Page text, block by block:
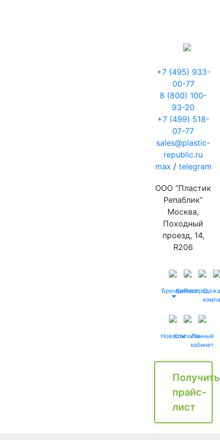
+7 (495) 933-
00-77
8 (800) 100-
93-20
+7 (499) 518-
07-77
sales@plastic-
republic.ru
max / telegram
ООО “Пластик
Репаблик”
Москва,
Походный
проезд, 14,
R206
БрендыКаталог
Распродажа
О
НовостиКонтактыЛичный
кабинет
Получить
прайс-
лист